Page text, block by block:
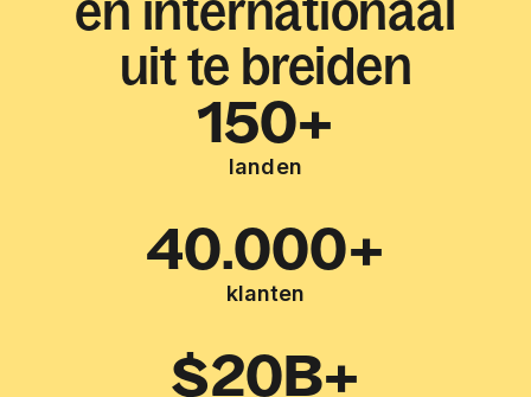
uit te breiden
150+
landen
40.000+
klanten
$20B+